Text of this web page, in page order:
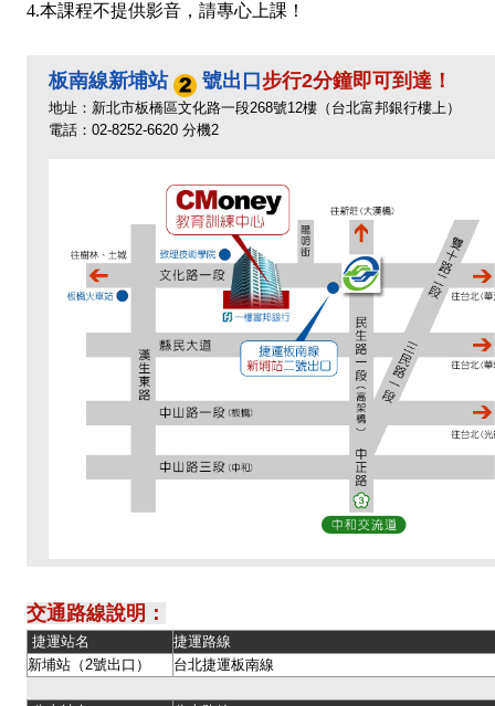
4.本課程不提供影音，請專心上課！
板南線新埔站 號出口 步行2分鐘即可到達！
地址：新北市板橋區文化路一段268號12樓（台北富邦銀行樓上）
電話：02-8252-6620 分機2
交通路線說明：
捷運站名
捷運路線
新埔站（2號出口）
台北捷運板南線